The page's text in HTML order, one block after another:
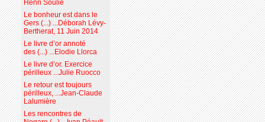
Henri Soulié
Le bonheur est dans le
Gers (...) ...Déborah Lévy-
Bertherat, 11 Juin 2014
Le livre d’or annoté
des (...) ...Elodie Llorca
Le livre d’or. Exercice
périlleux ...Julie Ruocco
Le retour est toujours
périlleux, ...Jean-Claude
Lalumière
Les rencontres de